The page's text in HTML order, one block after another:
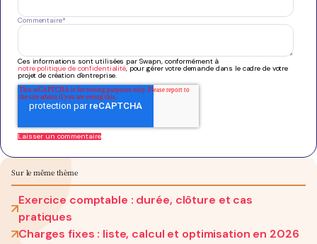
Commentaire*
Ces informations sont utilisées par Swapn, conformément à
notre politique de confidentialité, pour gérer votre demande dans le cadre de votre
projet de création d'entreprise.
Sur le même thème
Exercice comptable : durée, clôture et cas
pratiques
Charges fixes : liste, calcul et optimisation en 2026